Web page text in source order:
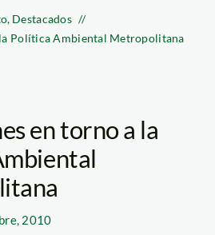
Destacados
Política Ambiental Metropolitana
en torno a la
2010